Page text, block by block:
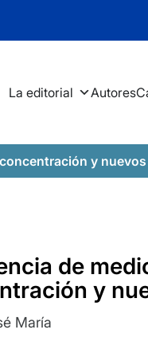
La editorial Autores
y
de
y
María